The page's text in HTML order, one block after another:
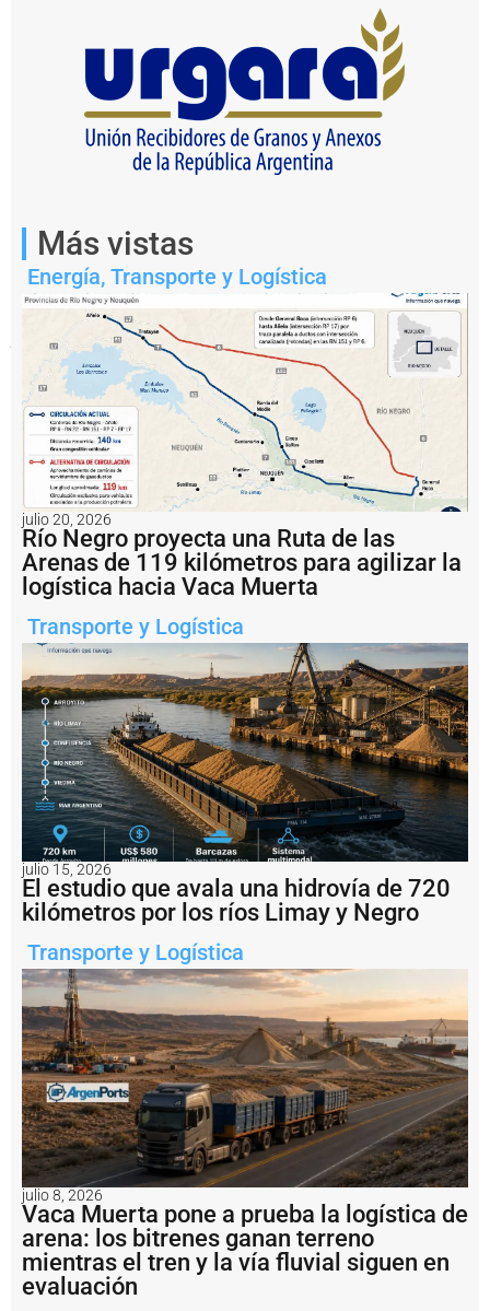
Estos
modernos
vagones
graneros,
empresa
China
Machinery
Engineering
Corporation
(CMEC),
tienen
capacidad
de
carga
de
toneladas
cada
uno.
Fotos
TAC.
Notas
relacionadas
S
e
r
n
o
s
d
b
u
u
e
s
:
l
a
d
e
s
r
e
g
u
l
a
Más vistas
Energía, Transporte y Logística
julio 20, 2026
Río Negro proyecta una Ruta de las
Arenas de 119 kilómetros para agilizar la
logística hacia Vaca Muerta
Transporte y Logística
julio 15, 2026
El estudio que avala una hidrovía de 720
kilómetros por los ríos Limay y Negro
Transporte y Logística
julio 8, 2026
Vaca Muerta pone a prueba la logística de
arena: los bitrenes ganan terreno
mientras el tren y la vía fluvial siguen en
evaluación